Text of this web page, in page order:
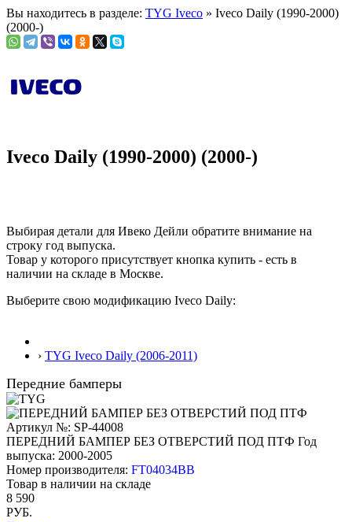
Вы находитесь в разделе: TYG Iveco » Iveco Daily (1990-2000)
(2000-)
Iveco Daily (1990-2000) (2000-)
Выбирая детали для Ивеко Дейли обратите внимание на
строку год выпуска.
Товар у которого присутствует кнопка купить - есть в
наличии на складе в Москве.
Выберите свою модификацию Iveco Daily:
› TYG Iveco Daily (2006-2011)
Передние бамперы
Артикул №: SP-44008
ПЕРЕДНИЙ БАМПЕР БЕЗ ОТВЕРСТИЙ ПОД ПТФ Год
выпуска: 2000-2005
Номер производителя: FT04034BB
Товар в наличии на складе
8 590
РУБ.